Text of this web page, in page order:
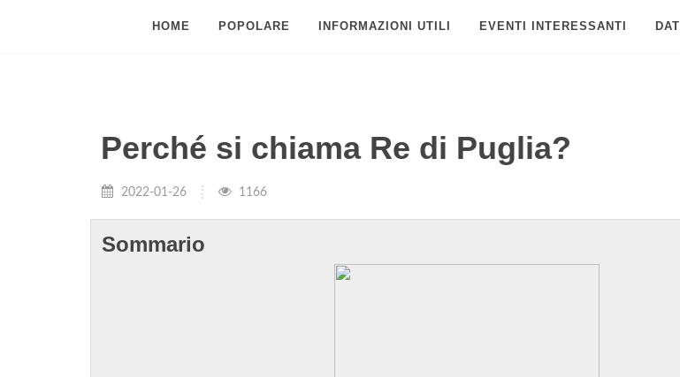
HOME POPOLARE INFORMAZIONI UTILI EVENTI INTERESSANTI DATI
Perché si chiama Re di Puglia?
2022-01-26 1166
Sommario